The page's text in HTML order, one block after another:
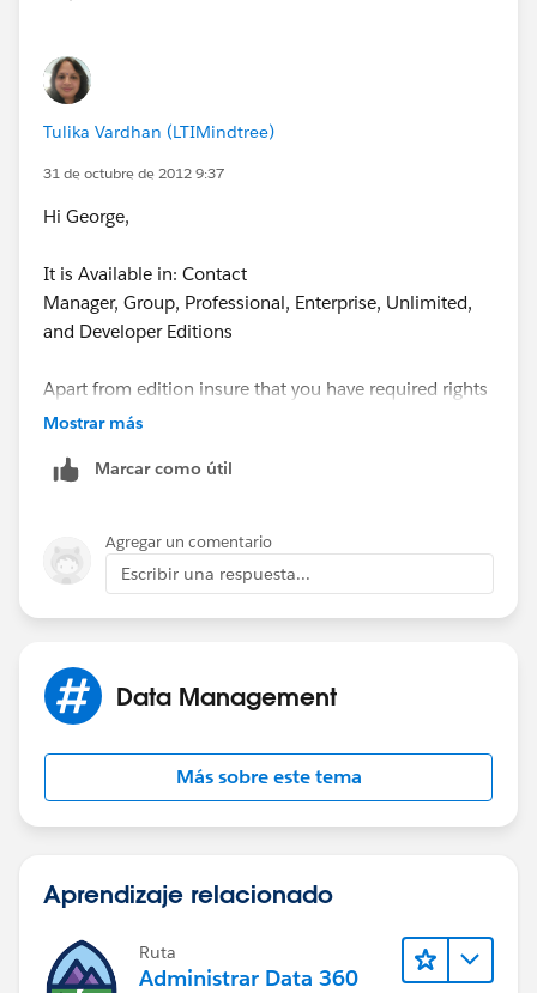
Tulika Vardhan (LTIMindtree)
31 de octubre de 2012 9:37
Hi George,
It is Available in: Contact
Manager, Group, Professional, Enterprise, Unlimited,
and Developer Editions
Apart from edition insure that you have required rights
to carry on this activity.
Check out this link to know more:-
http://ap1.salesforce.com/help/doc/en/reports_admi
nistrative.htm
Thanks,
Tulika
Mostrar más
Marcar como útil
Agregar un comentario
Escribir una respuesta...
Data Management
Más sobre este tema
Aprendizaje relacionado
Ruta
Administrar Data 360